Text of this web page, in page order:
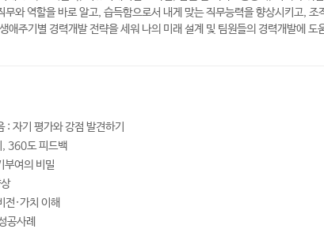
와 역할을 바로 알고, 습득함으로서 내게 맞는 직무능력을 향상시키고, 조
애주기별 경력개발 전략을 세워 나의 미래 설계 및 팀원들의 경력개발에 도
: 자기 평가와 강점 발견하기
, 360도 피드백
부여의 비밀
전·가치 이해
공사례